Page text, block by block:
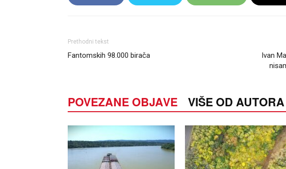
Prethodni tekst
Fantomskih 98.000 birača
Ivan
POVEZANE OBJAVE VIŠE OD AUTORA